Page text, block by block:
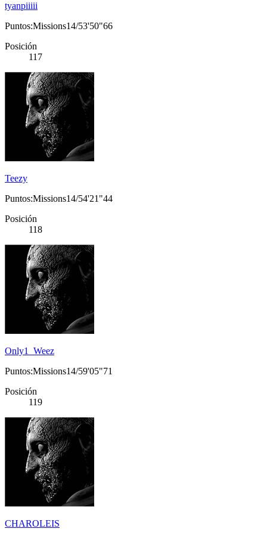
tyanpiiiii
Puntos:Missions14/53'50"66
Posición
117
Teezy
Puntos:Missions14/54'21"44
Posición
118
Only1_Weez
Puntos:Missions14/59'05"71
Posición
119
CHAROLEIS